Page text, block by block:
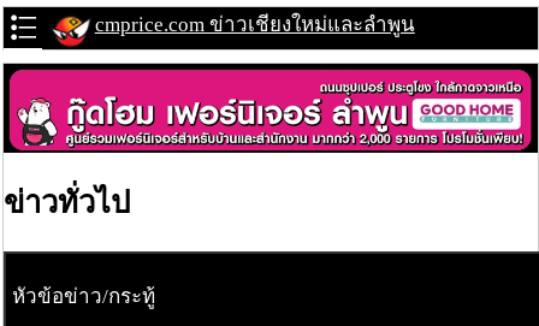
cmprice.com ข่าวเชียงใหม่และลำพูน
ข่าวทั่วไป
หัวข้อข่าว/กระทู้